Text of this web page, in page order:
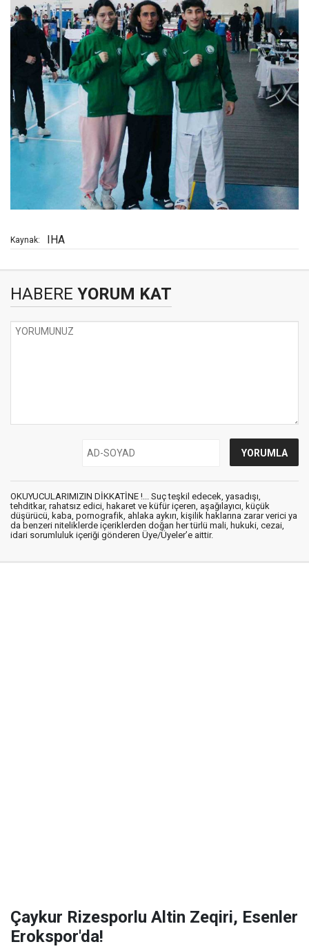
Kaynak: IHA
HABERE YORUM KAT
OKUYUCULARIMIZIN DİKKATİNE !... Suç teşkil edecek, yasadışı,
tehditkar, rahatsız edici, hakaret ve küfür içeren, aşağılayıcı, küçük
düşürücü, kaba, pornografik, ahlaka aykırı, kişilik haklarına zarar verici ya
da benzeri niteliklerde içeriklerden doğan her türlü mali, hukuki, cezai,
idari sorumluluk içeriği gönderen Üye/Üyeler’e aittir.
Çaykur Rizesporlu Altin Zeqiri, Esenler
Erokspor'da!